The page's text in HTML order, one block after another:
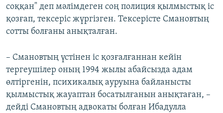
соққан" деп мәлімдеген соң полиция қылмыстық іс
қозғап, тексеріс жүргізген. Тексерісте Смановтың
сотты болғаны анықталған.
– Смановтың үстінен іс қозғалғаннан кейін
тергеушілер оның 1994 жылы абайсызда адам
өлтіргенін, психикалық ауруына байланысты
қылмыстық жауаптан босатылғанын анықтаған, –
дейді Смановтың адвокаты болған Ибадулла